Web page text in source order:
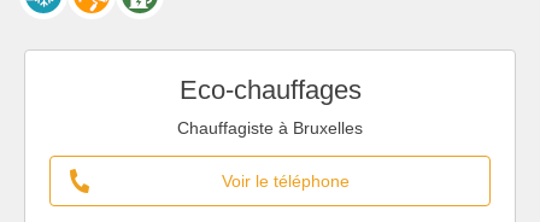
Eco-chauffages
Chauffagiste à Bruxelles
Voir le téléphone